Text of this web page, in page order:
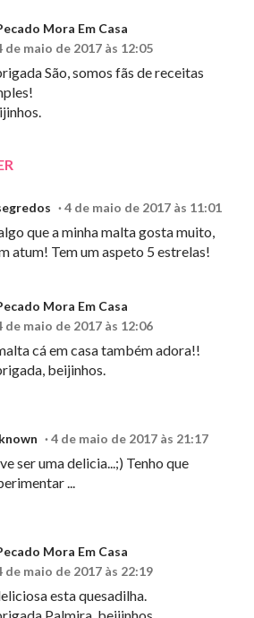
Mora Em Casa
de maio de 2017 às 12:05
São, somos fãs de receitas
4 de maio de 2017 às 11:01
que a minha malta gosta muito,
atum! Tem um aspeto 5 estrelas!
Mora Em Casa
de maio de 2017 às 12:06
cá em casa também adora!!
beijinhos.
4 de maio de 2017 às 21:17
ser uma delicia...;) Tenho que
...
Mora Em Casa
de maio de 2017 às 22:19
esta quesadilha.